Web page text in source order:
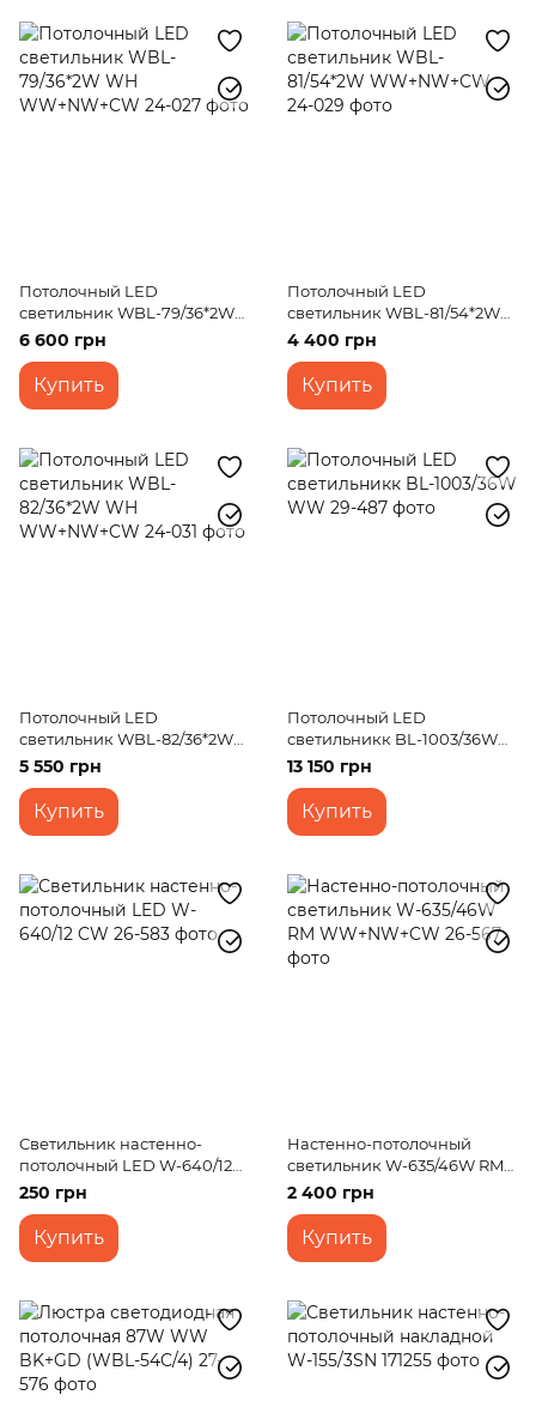
Потолочный LED
светильник WBL-79/36*2W
WH WW+NW+CW
6 600 грн
Купить
Потолочный LED
светильник WBL-81/54*2W
WW+NW+CW
4 400 грн
Купить
Потолочный LED
светильник WBL-82/36*2W
WH WW+NW+CW
5 550 грн
Купить
Потолочный LED
светильникк BL-1003/36W
WW
13 150 грн
Купить
Светильник настенно-
потолочный LED W-640/12
CW
250 грн
Купить
Настенно-потолочный
светильник W-635/46W RM
WW+NW+CW
2 400 грн
Купить